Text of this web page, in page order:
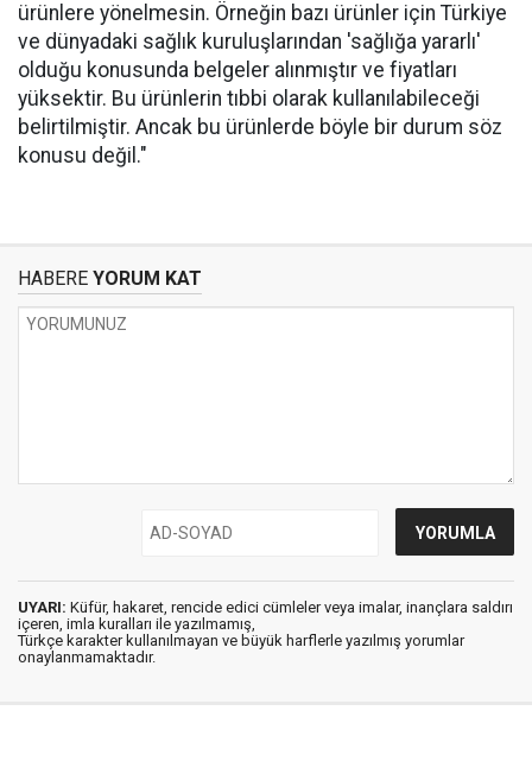
ürünlere yönelmesin. Örneğin bazı ürünler için Türkiye
ve dünyadaki sağlık kuruluşlarından 'sağlığa yararlı'
olduğu konusunda belgeler alınmıştır ve fiyatları
yüksektir. Bu ürünlerin tıbbi olarak kullanılabileceği
belirtilmiştir. Ancak bu ürünlerde böyle bir durum söz
konusu değil."
HABERE YORUM KAT
UYARI: Küfür, hakaret, rencide edici cümleler veya imalar, inançlara saldırı
içeren, imla kuralları ile yazılmamış,
Türkçe karakter kullanılmayan ve büyük harflerle yazılmış yorumlar
onaylanmamaktadır.